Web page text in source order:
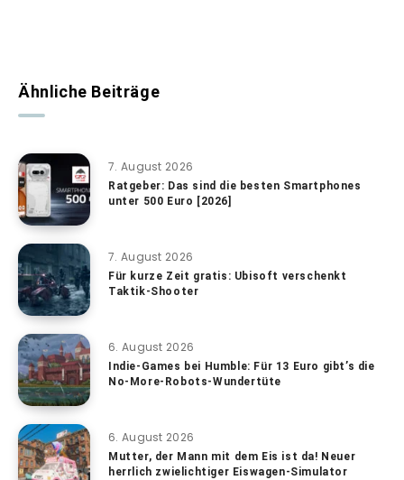
Ähnliche Beiträge
7. August 2026
Ratgeber: Das sind die besten Smartphones
unter 500 Euro [2026]
7. August 2026
Für kurze Zeit gratis: Ubisoft verschenkt
Taktik-Shooter
6. August 2026
Indie-Games bei Humble: Für 13 Euro gibt’s die
No-More-Robots-Wundertüte
6. August 2026
Mutter, der Mann mit dem Eis ist da! Neuer
herrlich zwielichtiger Eiswagen-Simulator